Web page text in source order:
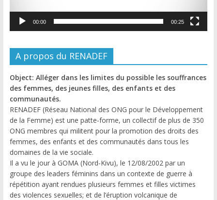
00:00 00:25
A propos du RENADEF
Object: Alléger dans les limites du possible les souffrances
des femmes, des jeunes filles, des enfants et des
communautés.
RENADEF (Réseau National des ONG pour le Développement
de la Femme) est une patte-forme, un collectif de plus de 350
ONG membres qui militent pour la promotion des droits des
femmes, des enfants et des communautés dans tous les
domaines de la vie sociale.
Il a vu le jour à GOMA (Nord-Kivu), le 12/08/2002 par un
groupe des leaders féminins dans un contexte de guerre à
répétition ayant rendues plusieurs femmes et filles victimes
des violences sexuelles; et de l’éruption volcanique de